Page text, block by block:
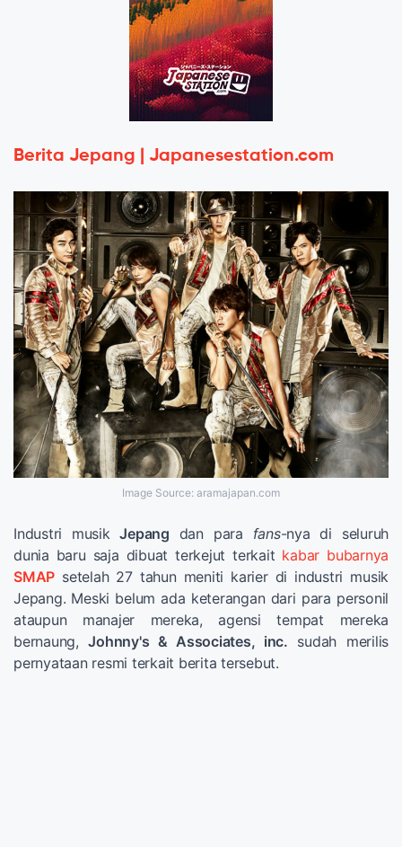
Berita Jepang | Japanesestation.com
Image Source: aramajapan.com
Industri musikJepang dan para fans-nya di seluruh
dunia baru saja dibuat terkejut terkait kabar bubarnya
SMAP setelah 27 tahun meniti karier di industri musik
Jepang. Meski belum ada keterangan dari para personil
ataupun manajer mereka, agensi tempat mereka
bernaung,Johnny's & Associates, inc. sudah merilis
pernyataan resmi terkait berita tersebut.